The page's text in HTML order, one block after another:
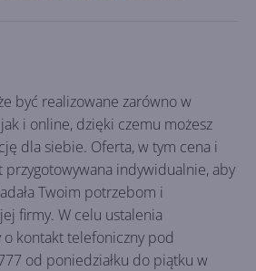
być realizowane zarówno w
i online, dzięki czemu możesz
dla siebie. Oferta, w tym cena i
przygotowywana indywidualnie, aby
Twoim potrzebom i
firmy. W celu ustalenia
o kontakt telefoniczny pod
od poniedziałku do piątku w